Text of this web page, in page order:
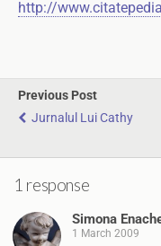
http://
Previous Post
Jurnalul Lui Cathy
1 response
Simona
1 March 2009